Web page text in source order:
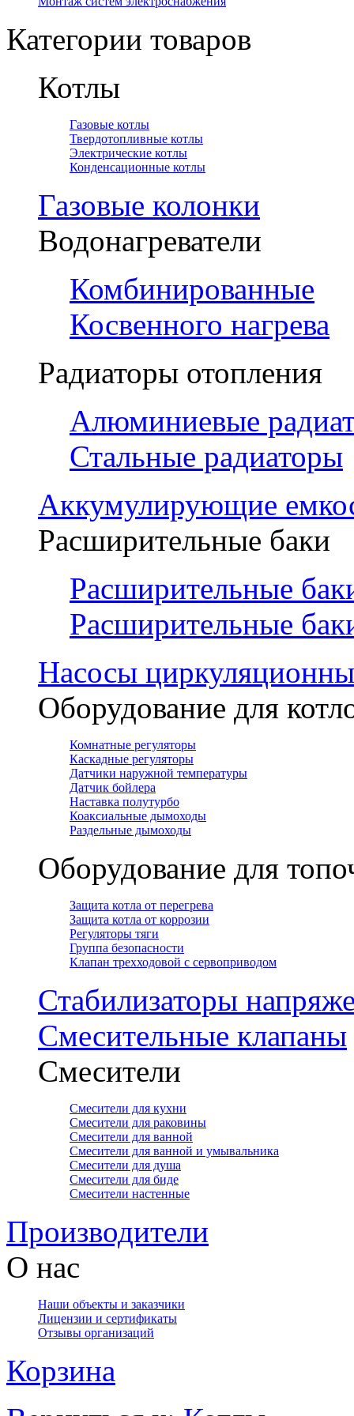
Категории товаров
Котлы
Газовые котлы
Твердотопливные котлы
Электрические котлы
Конденсационные котлы
Газовые колонки
Водонагреватели
Комбинированные
Косвенного нагрева
Радиаторы отопления
Алюминиевые
Стальные радиаторы
Аккумулирующие
Расширительные баки
Расширительные
Расширительные
Насосы
Оборудование для
Комнатные регуляторы
Каскадные регуляторы
Датчики наружной температуры
Датчик бойлера
Наставка полутурбо
Коаксиальные дымоходы
Раздельные дымоходы
Оборудование для
Защита котла от перегрева
Защита котла от коррозии
Регуляторы тяги
Группа безопасности
Клапан трехходовой с сервоприводом
Стабилизаторы
Смесительные клапаны
Смесители
Смесители для кухни
Смесители для раковины
Смесители для ванной
Смесители для ванной и умывальника
Смесители для душа
Смесители для биде
Смесители настенные
Производители
О нас
Наши объекты и заказчики
Лицензии и сертификаты
Отзывы организаций
Корзина